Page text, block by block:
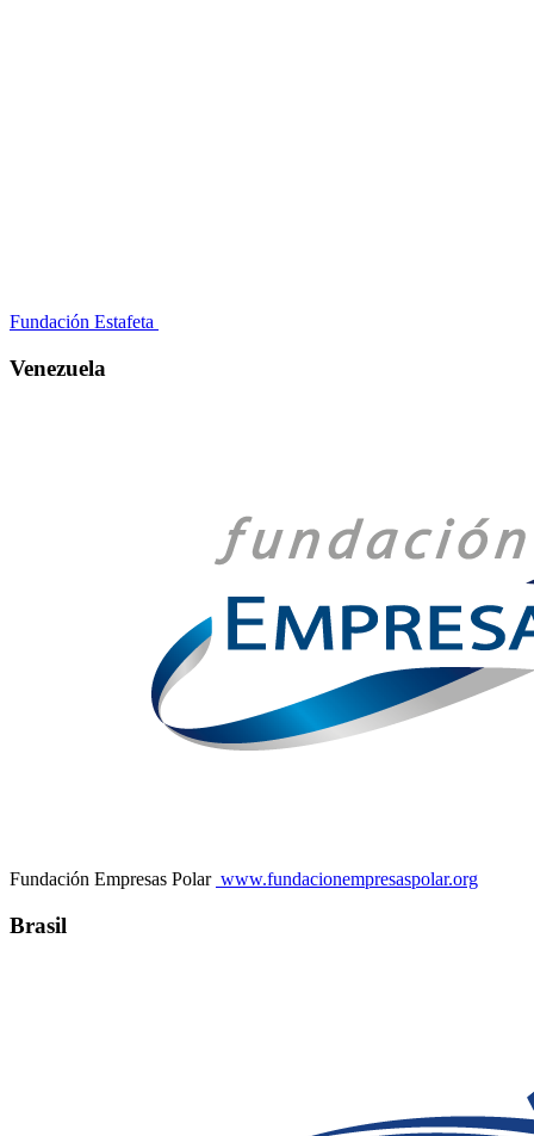
Fundación Estafeta
Venezuela
Fundación Empresas Polar www.fundacionempresaspolar.org
Brasil